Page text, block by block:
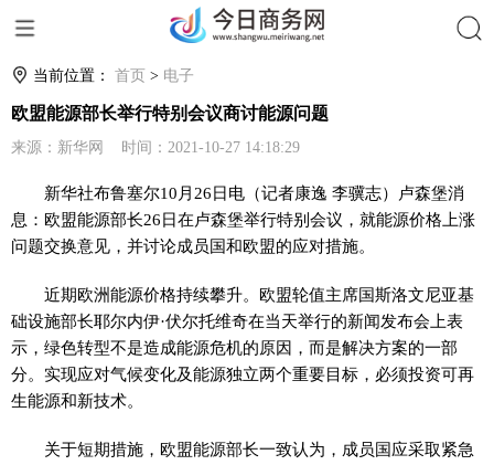
当前位置： 首页 > 电子
欧盟能源部长举行特别会议商讨能源问题
来源：新华网 时间：2021-10-27 14:18:29
新华社布鲁塞尔10月26日电（记者康逸 李骥志）卢森堡消
息：欧盟能源部长26日在卢森堡举行特别会议，就能源价格上涨
问题交换意见，并讨论成员国和欧盟的应对措施。
近期欧洲能源价格持续攀升。欧盟轮值主席国斯洛文尼亚基
础设施部长耶尔内伊·伏尔托维奇在当天举行的新闻发布会上表
示，绿色转型不是造成能源危机的原因，而是解决方案的一部
分。实现应对气候变化及能源独立两个重要目标，必须投资可再
生能源和新技术。
关于短期措施，欧盟能源部长一致认为，成员国应采取紧急